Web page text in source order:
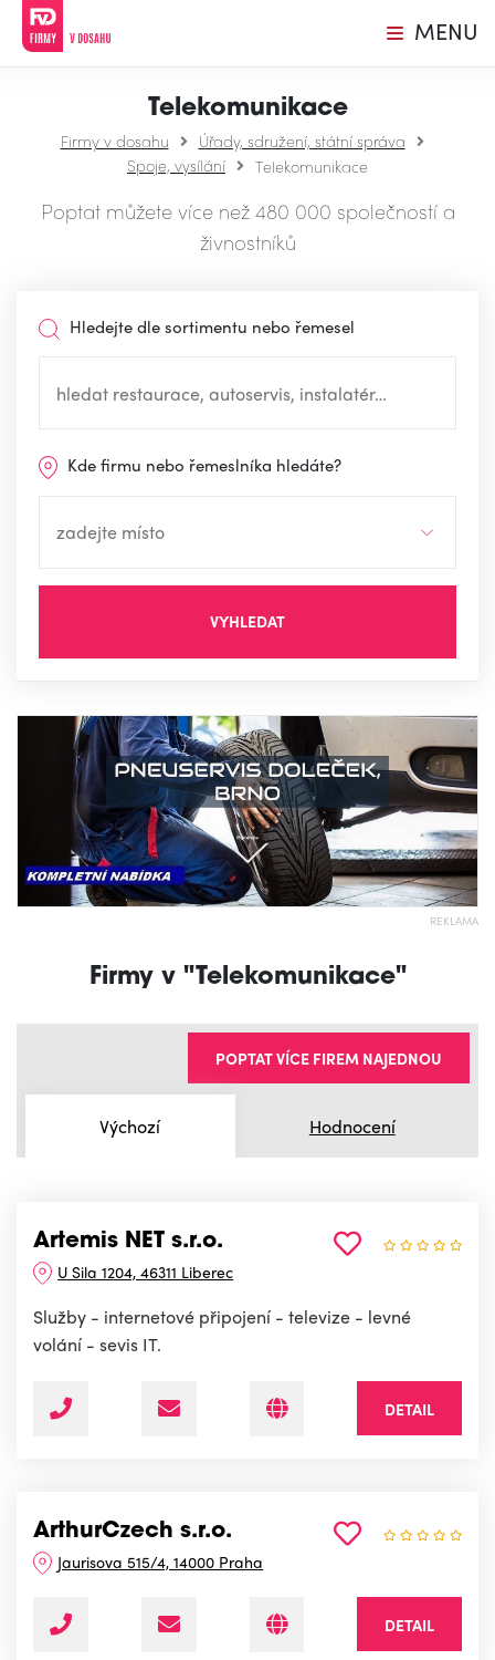
MENU
Telekomunikace
Firmy v dosahu
Úřady, sdružení, státní správa
Spoje, vysílání
Telekomunikace
Poptat můžete více než 480 000 společností a
živnostníků
Hledejte dle sortimentu nebo řemesel
Kde firmu nebo řemeslníka hledáte?
VYHLEDAT
REKLAMA
Firmy v "Telekomunikace"
Výchozí Hodnocení
POPTAT VÍCE FIREM NAJEDNOU
Artemis NET s.r.o.
U Sila 1204, 46311 Liberec
Služby - internetové připojení - televize - levné
volání - sevis IT.
DETAIL
ArthurCzech s.r.o.
Jaurisova 515/4, 14000 Praha
DETAIL